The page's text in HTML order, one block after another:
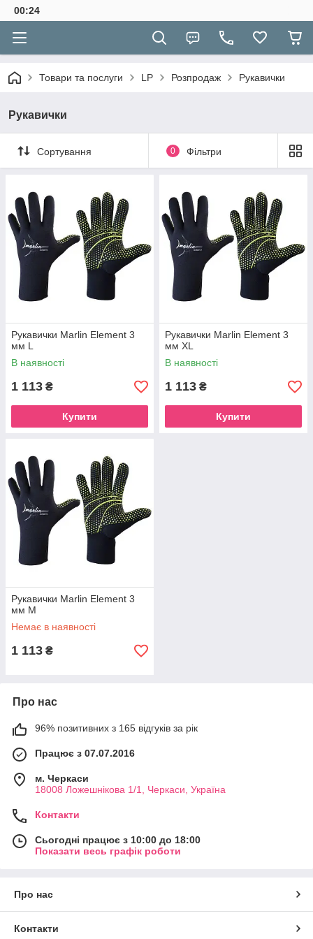
00:24
Товари та послуги LP Розпродаж Рукавички
Рукавички
Сортування 0 Фільтри
Рукавички Marlin Element 3
мм L
В наявності
1 113 ₴
Купити
Рукавички Marlin Element 3
мм XL
В наявності
1 113 ₴
Купити
Рукавички Marlin Element 3
мм M
Немає в наявності
1 113 ₴
Про нас
96% позитивних з 165 відгуків за рік
Працює з 07.07.2016
м. Черкаси
18008 Ложешнікова 1/1, Черкаси, Україна
Контакти
Сьогодні працює з 10:00 до 18:00
Показати весь графік роботи
Про нас
Контакти